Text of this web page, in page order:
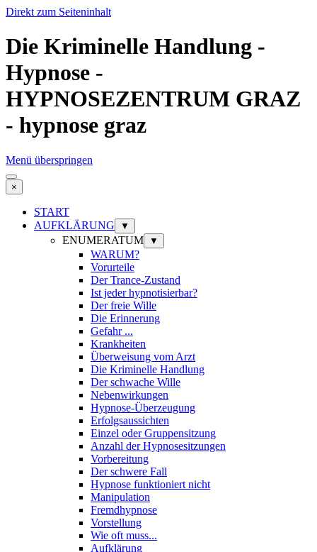
Direkt zum Seiteninhalt
Die Kriminelle Handlung -
Hypnose -
HYPNOSEZENTRUM GRAZ
- hypnose graz
Menü überspringen
×
START
AUFKLÄRUNG
▼
ENUMERATUM ▼
WARUM?
Vorurteile
Der Trance-Zustand
Ist jeder hypnotisierbar?
Der freie Wille
Die Erinnerung
Gefahr ...
Krankheiten
Überweisung vom Arzt
Die Kriminelle Handlung
Der schwache Wille
Nebenwirkungen
Hypnose-Überzeugung
Erfolgsaussichten
Einzel oder Gruppensitzung
Anzahl der Hypnosesitzungen
Vorbereitung
Der schwere Fall
Hypnose funktioniert nicht
Manipulation
Fremdhypnose
Vorstellung
Wie oft muss...
Aufklärung